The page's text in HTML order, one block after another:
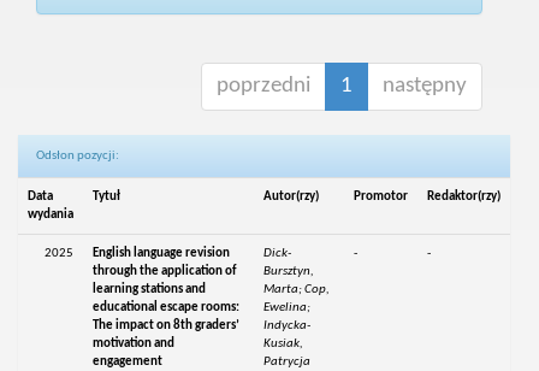
poprzedni 1 następny
Odsłon pozycji:
Data
wydania
Tytuł Autor(rzy) Promotor Redaktor(rzy)
2025
English language revision
through the application of
learning stations and
educational escape rooms:
The impact on 8th graders’
motivation and
engagement
Dick-
Bursztyn,
Marta; Cop,
Ewelina;
Indycka-
Kusiak,
Patrycja
- -